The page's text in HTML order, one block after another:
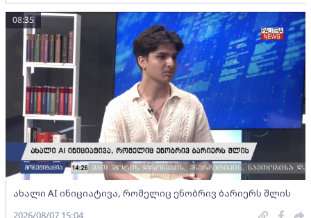
ახალი AI ინიციატივა, რომელიც ენობრივ ბარიერს შლის
08:35
2026/08/07 15:04